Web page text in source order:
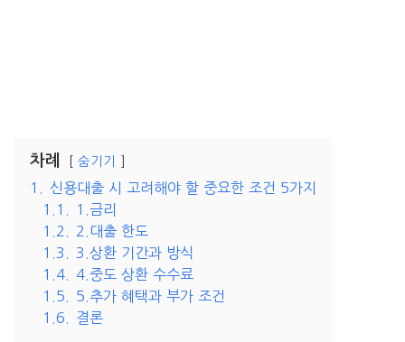
차례 숨기기
1.
신용대출 시 고려해야 할 중요한 조건 5가지
1.1.
1.금리
1.2.
2.대출 한도
1.3.
3.상환 기간과 방식
1.4.
4.중도 상환 수수료
1.5.
5.추가 혜택과 부가 조건
1.6.
결론